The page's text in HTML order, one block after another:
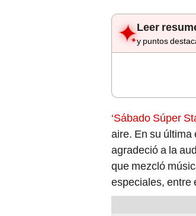
Leer
y puntos
‘Sábado Súper
aire. En su última
agradeció a la
que mezcló
especiales, entre